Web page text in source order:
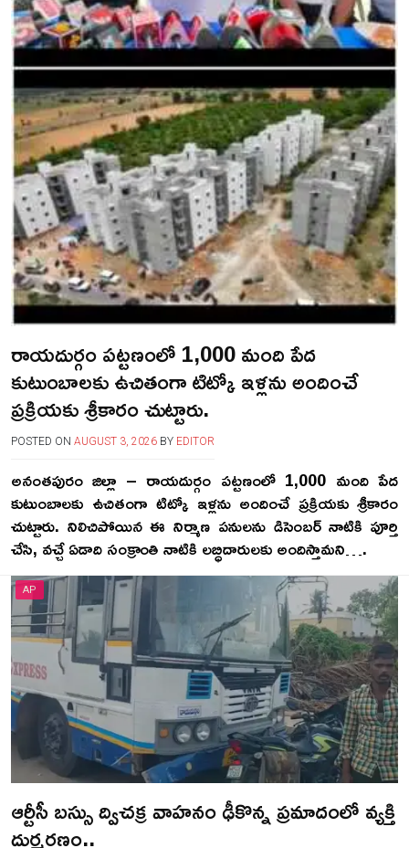
రాయదుర్గం పట్టణంలో 1,000 మంది పేద
కుటుంబాలకు ఉచితంగా టిట్కో ఇళ్లను అందించే
ప్రక్రియకు శ్రీకారం చుట్టారు.
POSTED ON AUGUST 3, 2026 BY EDITOR
అనంతపురం జిల్లా – రాయదుర్గం పట్టణంలో 1,000 మంది పేద
కుటుంబాలకు ఉచితంగా టిట్కో ఇళ్లను అందించే ప్రక్రియకు శ్రీకారం
చుట్టారు. నిలిచిపోయిన ఈ నిర్మాణ పనులను డిసెంబర్ నాటికి పూర్తి
చేసి, వచ్చే ఏడాది సంక్రాంతి నాటికి లబ్ధిదారులకు అందిస్తామని….
AP
ఆర్టీసీ బస్సు ద్విచక్ర వాహనం ఢీకొన్న ప్రమాదంలో వ్యక్తి
దుర్మరణం..